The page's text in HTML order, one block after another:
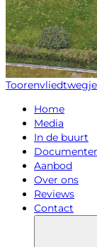
Toorenvliedtwegje
Home
Media
In de buurt
Aanbod
Over ons
Reviews
Contact